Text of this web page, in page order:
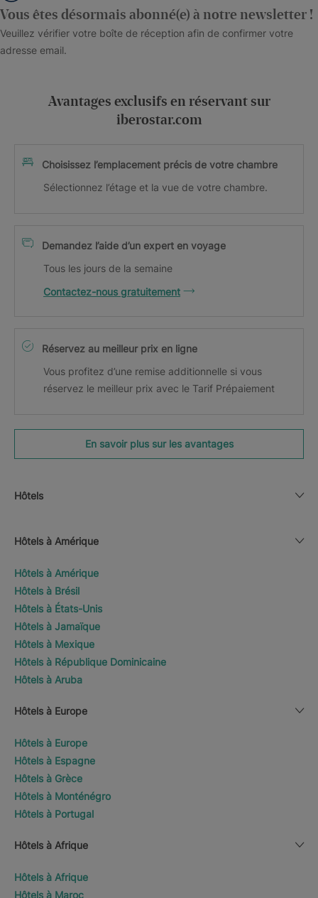
Vous êtes désormais abonné(e) à notre newsletter !
Veuillez vérifier votre boîte de réception afin de confirmer votre
adresse email.
Avantages exclusifs en réservant sur
iberostar.com
Choisissez l’emplacement précis de votre chambre
Sélectionnez l’étage et la vue de votre chambre.
Demandez l’aide d’un expert en voyage
Tous les jours de la semaine
Contactez-nous gratuitement
Réservez au meilleur prix en ligne
Vous profitez d’une remise additionnelle si vous
réservez le meilleur prix avec le Tarif Prépaiement
En savoir plus sur les avantages
Hôtels
Hôtels à Amérique
Hôtels à Amérique
Hôtels à Brésil
Hôtels à États-Unis
Hôtels à Jamaïque
Hôtels à Mexique
Hôtels à République Dominicaine
Hôtels à Aruba
Hôtels à Europe
Hôtels à Europe
Hôtels à Espagne
Hôtels à Grèce
Hôtels à Monténégro
Hôtels à Portugal
Hôtels à Afrique
Hôtels à Afrique
Hôtels à Maroc